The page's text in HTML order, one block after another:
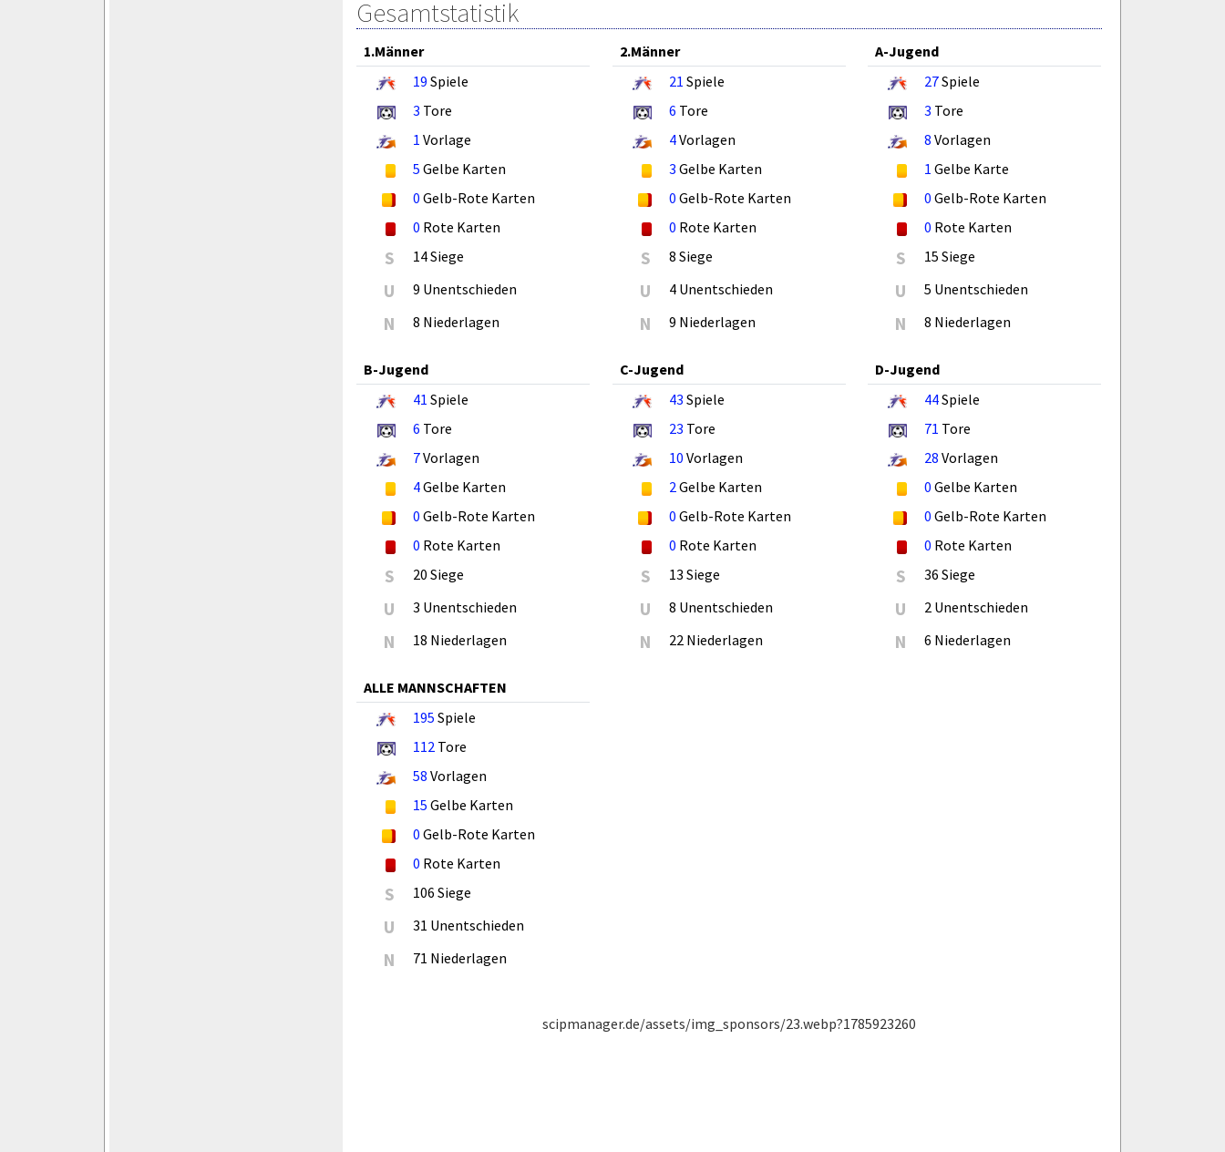
Gesamtstatistik
1.Männer
19 Spiele
3 Tore
1 Vorlage
5 Gelbe Karten
0 Gelb-Rote Karten
0 Rote Karten
S 14 Siege
U 9 Unentschieden
N 8 Niederlagen
2.Männer
21 Spiele
6 Tore
4Vorlagen
3 Gelbe Karten
0 Gelb-Rote Karten
0 Rote Karten
S 8 Siege
U 4 Unentschieden
N 9 Niederlagen
A-Jugend
27Spiele
3 Tore
8 Vorlagen
1 Gelbe Karte
0 Gelb-Rote Karten
0 Rote Karten
S 15 Siege
U 5 Unentschieden
N 8 Niederlagen
B-Jugend
41 Spiele
6 Tore
7Vorlagen
4Gelbe Karten
0 Gelb-Rote Karten
0 Rote Karten
S 20 Siege
U 3 Unentschieden
N 18 Niederlagen
C-Jugend
43 Spiele
23 Tore
10 Vorlagen
2Gelbe Karten
0 Gelb-Rote Karten
0 Rote Karten
S 13 Siege
U 8 Unentschieden
N 22 Niederlagen
D-Jugend
44Spiele
71 Tore
28 Vorlagen
0 Gelbe Karten
0 Gelb-Rote Karten
0 Rote Karten
S 36 Siege
U 2 Unentschieden
N 6 Niederlagen
ALLE MANNSCHAFTEN
195 Spiele
112 Tore
58 Vorlagen
15 Gelbe Karten
0 Gelb-Rote Karten
0 Rote Karten
S 106 Siege
U 31 Unentschieden
N 71 Niederlagen
scipmanager.de/assets/img_sponsors/23.webp?1785923260